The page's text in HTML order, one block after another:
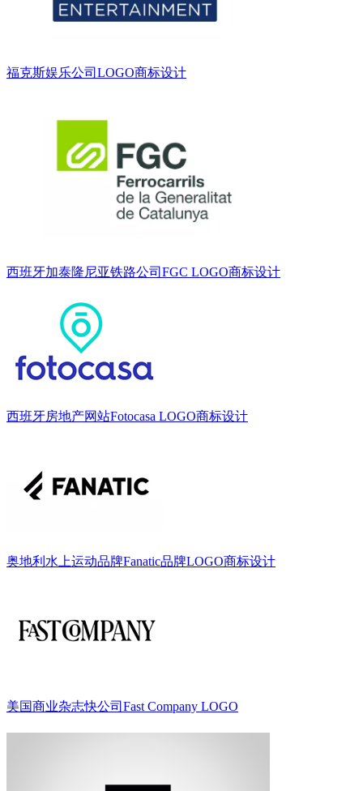
福克斯娱乐公司LOGO商标设计
西班牙加泰隆尼亚铁路公司FGC LOGO商标设计
西班牙房地产网站Fotocasa LOGO商标设计
奥地利水上运动品牌Fanatic品牌LOGO商标设计
美国商业杂志快公司Fast Company LOGO